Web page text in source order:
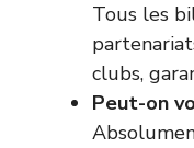
Tous les
clubs,
Peut-on